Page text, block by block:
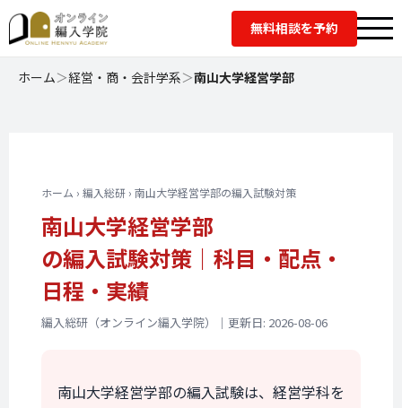
無料相談を予約
ホーム＞経営・商・会計学系＞南山大学経営学部
ホーム › 編入総研 › 南山大学経営学部の編入試験対策
南山大学経営学部
の編入試験対策｜ 科目・配点・
日程・実績
編入総研（オンライン編入学院）｜更新日: 2026-08-06
南山大学経営学部の編入試験は、経営学科を